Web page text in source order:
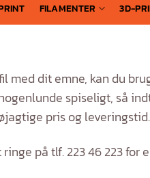
FILAMENTER 3D-
med dit emne, kan du
spiseligt, så
pris og
på tlf. 223 46 223 for